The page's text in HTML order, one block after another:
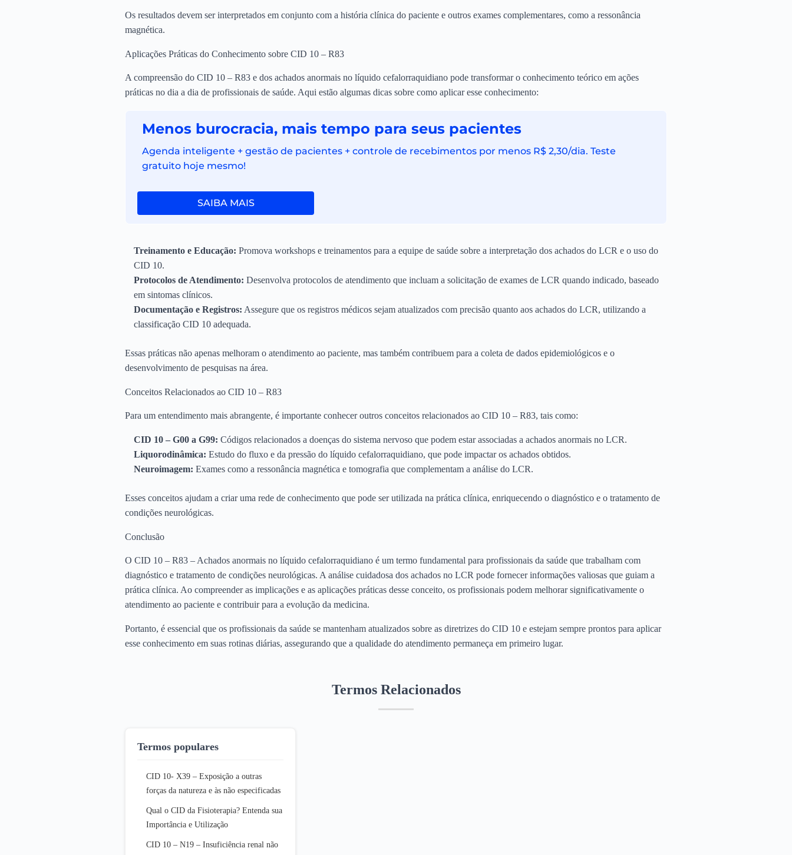
Os resultados devem ser interpretados em conjunto com a história clínica do paciente e outros exames complementares, como a ressonância
magnética.
Aplicações Práticas do Conhecimento sobre CID 10 – R83
A compreensão do CID 10 – R83 e dos achados anormais no líquido cefalorraquidiano pode transformar o conhecimento teórico em ações
práticas no dia a dia de profissionais de saúde. Aqui estão algumas dicas sobre como aplicar esse conhecimento:
Menos burocracia, mais tempo para seus pacientes
Agenda inteligente + gestão de pacientes + controle de recebimentos por menos R$ 2,30/dia. Teste
gratuito hoje mesmo!
SAIBA MAIS
Treinamento e Educação: Promova workshops e treinamentos para a equipe de saúde sobre a interpretação dos achados do LCR e o uso do
CID 10.
Protocolos de Atendimento: Desenvolva protocolos de atendimento que incluam a solicitação de exames de LCR quando indicado, baseado
em sintomas clínicos.
Documentação e Registros: Assegure que os registros médicos sejam atualizados com precisão quanto aos achados do LCR, utilizando a
classificação CID 10 adequada.
Essas práticas não apenas melhoram o atendimento ao paciente, mas também contribuem para a coleta de dados epidemiológicos e o
desenvolvimento de pesquisas na área.
Conceitos Relacionados ao CID 10 – R83
Para um entendimento mais abrangente, é importante conhecer outros conceitos relacionados ao CID 10 – R83, tais como:
CID 10 – G00 a G99: Códigos relacionados a doenças do sistema nervoso que podem estar associadas a achados anormais no LCR.
Liquorodinâmica: Estudo do fluxo e da pressão do líquido cefalorraquidiano, que pode impactar os achados obtidos.
Neuroimagem: Exames como a ressonância magnética e tomografia que complementam a análise do LCR.
Esses conceitos ajudam a criar uma rede de conhecimento que pode ser utilizada na prática clínica, enriquecendo o diagnóstico e o tratamento de
condições neurológicas.
Conclusão
O CID 10 – R83 – Achados anormais no líquido cefalorraquidiano é um termo fundamental para profissionais da saúde que trabalham com
diagnóstico e tratamento de condições neurológicas. A análise cuidadosa dos achados no LCR pode fornecer informações valiosas que guiam a
prática clínica. Ao compreender as implicações e as aplicações práticas desse conceito, os profissionais podem melhorar significativamente o
atendimento ao paciente e contribuir para a evolução da medicina.
Portanto, é essencial que os profissionais da saúde se mantenham atualizados sobre as diretrizes do CID 10 e estejam sempre prontos para aplicar
esse conhecimento em suas rotinas diárias, assegurando que a qualidade do atendimento permaneça em primeiro lugar.
Termos Relacionados
Termos populares
CID 10- X39 – Exposição a outras
forças da natureza e às não especificadas
Qual o CID da Fisioterapia? Entenda sua
Importância e Utilização
CID 10 – N19 – Insuficiência renal não